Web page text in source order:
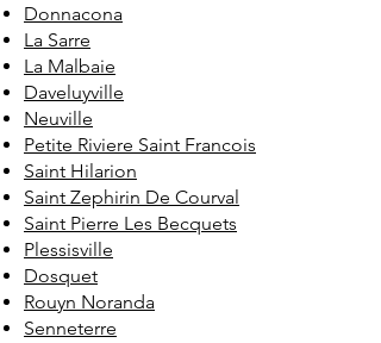
Donnacona
La Sarre
La Malbaie
Daveluyville
Neuville
Petite Riviere Saint Francois
Saint Hilarion
Saint Zephirin De Courval
Saint Pierre Les Becquets
Plessisville
Dosquet
Rouyn Noranda
Senneterre